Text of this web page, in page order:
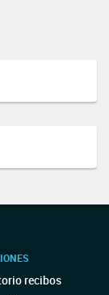
recibos